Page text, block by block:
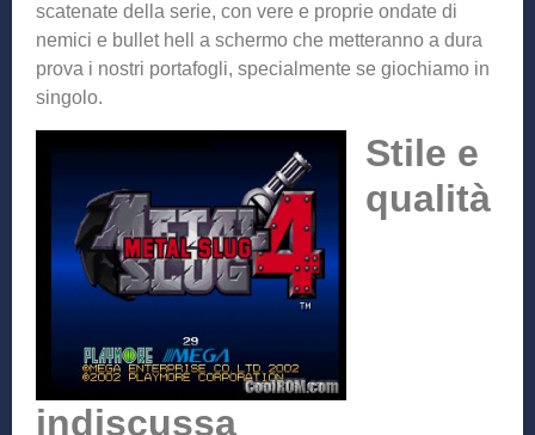
scatenate della serie, con vere e proprie ondate di
nemici e bullet hell a schermo che metteranno a dura
prova i nostri portafogli, specialmente se giochiamo in
singolo.
Stile e
qualità
indiscussa